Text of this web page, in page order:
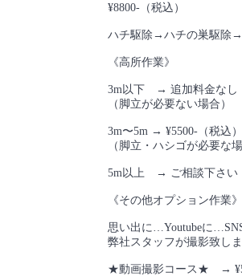
¥8800-（税込）
ハチ駆除→ハチの巣駆除
《高所作業》
3m以下 → 追加料金なし
（脚立が必要ない場合）
3m〜5m → ¥5500-（税込）
（脚立・ハシゴが必要な場
5m以上 → ご相談下さい
《その他オプション作業》
思い出に…Youtubeに
弊社スタッフが撮影致し
★動画撮影コース★ →